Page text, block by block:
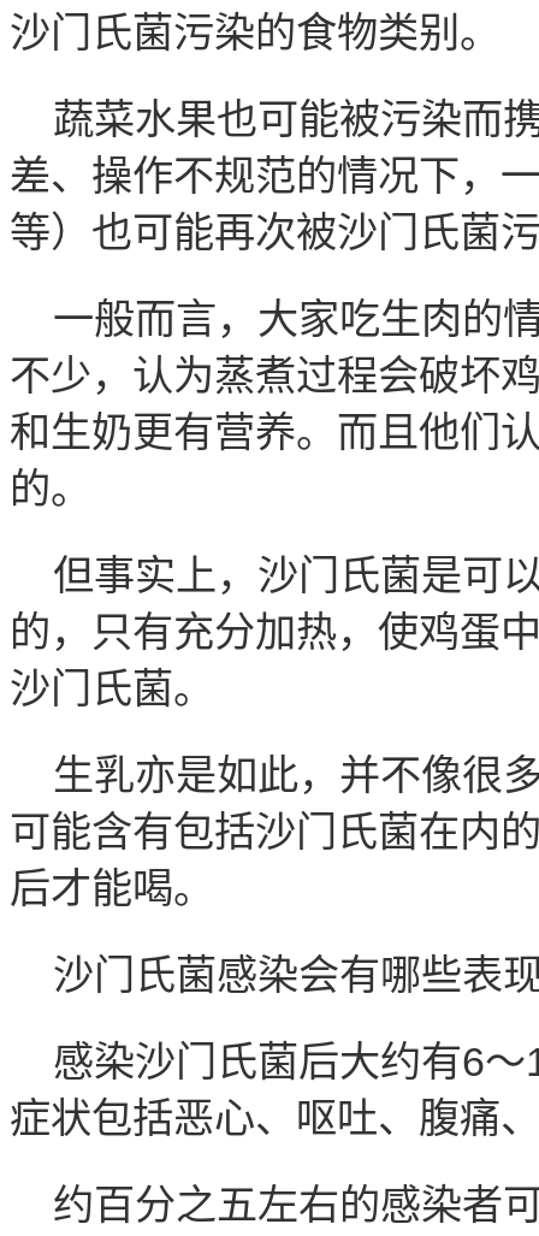
沙门氏菌污染的食物类别。
蔬菜水果也可能被污染而
差、操作不规范的情况下，
等）也可能再次被沙门氏菌
一般而言，大家吃生肉的
不少，认为蒸煮过程会破坏
和生奶更有营养。而且他们
的。
但事实上，沙门氏菌是可
的，只有充分加热，使鸡蛋
沙门氏菌。
生乳亦是如此，并不像很
可能含有包括沙门氏菌在内
后才能喝。
沙门氏菌感染会有哪些表
感染沙门氏菌后大约有6
症状包括恶心、呕吐、腹痛
约百分之五左右的感染者